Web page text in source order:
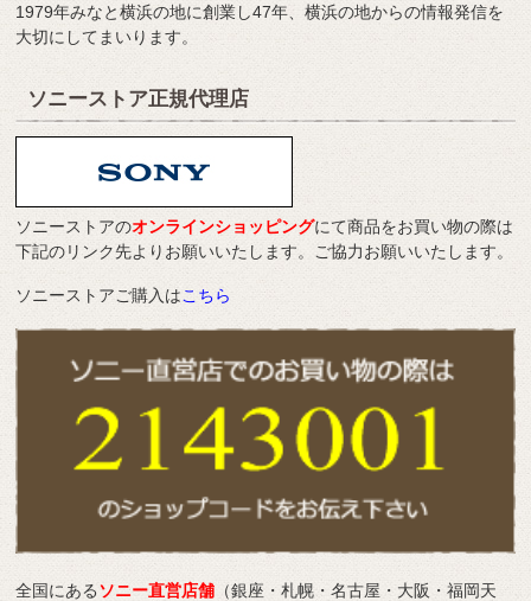
1979年みなと横浜の地に創業し47年、横浜の地からの情報発信を
大切にしてまいります。
ソニーストア正規代理店
ソニーストアのオンラインショッピングにて商品をお買い物の際は
下記のリンク先よりお願いいたします。ご協力お願いいたします。
ソニーストアご購入はこちら
全国にあるソニー直営店舗 （銀座・札幌・名古屋・大阪・福岡天